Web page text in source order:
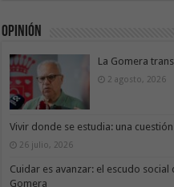
Opinión
La Gomera
2 agosto, 2026
Vivir donde se estudia: una
26 julio, 2026
Cuidar es avanzar: el escudo
Gomera